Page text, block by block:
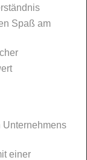
Spaß am
Unternehmens
einer